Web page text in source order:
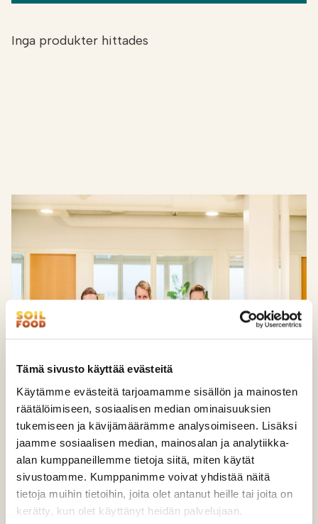
Tämä sivusto käyttää evästeitä
Käytämme evästeitä tarjoamamme sisällön ja mainosten
räätälöimiseen, sosiaalisen median ominaisuuksien
tukemiseen ja kävijämäärämme analysoimiseen. Lisäksi
jaamme sosiaalisen median, mainosalan ja analytiikka-
alan kumppaneillemme tietoja siitä, miten käytät
sivustoamme. Kumppanimme voivat yhdistää näitä
tietoja muihin tietoihin, joita olet antanut heille tai joita on
kerätty, kun olet käyttänyt heidän palvelujaan.
Inga produkter hittades
FRÅN LANTBRUKARE TILL LANTBRUKARE
Soilfoods försäljningsrepresentanter och experter